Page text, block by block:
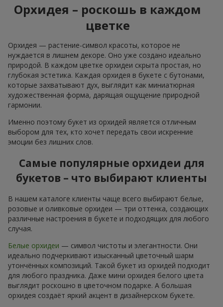
Орхидея – роскошь в каждом
цветке
Орхидея — растение-символ красоты, которое не
нуждается в лишнем декоре. Оно уже создано идеально
природой. В каждом цветке орхидеи скрыта простая, но
глубокая эстетика. Каждая орхидея в букете с бутонами,
которые захватывают дух, выглядит как миниатюрная
художественная форма, дарящая ощущение природной
гармонии.
Именно поэтому букет из орхидей является отличным
выбором для тех, кто хочет передать свои искренние
эмоции без лишних слов.
Самые популярные орхидеи для
букетов – что выбирают клиенты
В нашем каталоге клиенты чаще всего выбирают белые,
розовые и оливковые орхидеи — три оттенка, создающих
различные настроения в букете и подходящих для любого
случая.
Белые орхидеи — символ чистоты и элегантности. Они
идеально подчеркивают изысканный цветочный шарм
утончённых композиций. Такой букет из орхидей подходит
для любого праздника. Даже мини орхидея белого цвета
выглядит роскошно в цветочном подарке. А большая
орхидея создаёт яркий акцент в дизайнерском букете.